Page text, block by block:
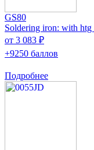
GS80
Soldering iron: with
от 3 083 ₽
+9250 баллов
Подробнее